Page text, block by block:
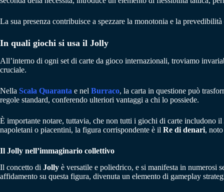
La sua presenza contribuisce a spezzare la monotonia e la
In quali giochi si usa il Jolly
All’interno di ogni set di carte da gioco internazionali, troviamo
cruciale.
Nella Scala Quaranta e nel Burraco, la carta in questione può
regole standard, conferendo ulteriori vantaggi a chi lo possiede.
È importante notare, tuttavia, che non tutti i giochi di carte includono
napoletani o piacentini, la figura corrispondente è il Re di denari,
Il Jolly nell’immaginario collettivo
Il concetto di Jolly è versatile e poliedrico, e si manifesta in numerosi
affidamento su questa figura, divenuta un elemento di gameplay